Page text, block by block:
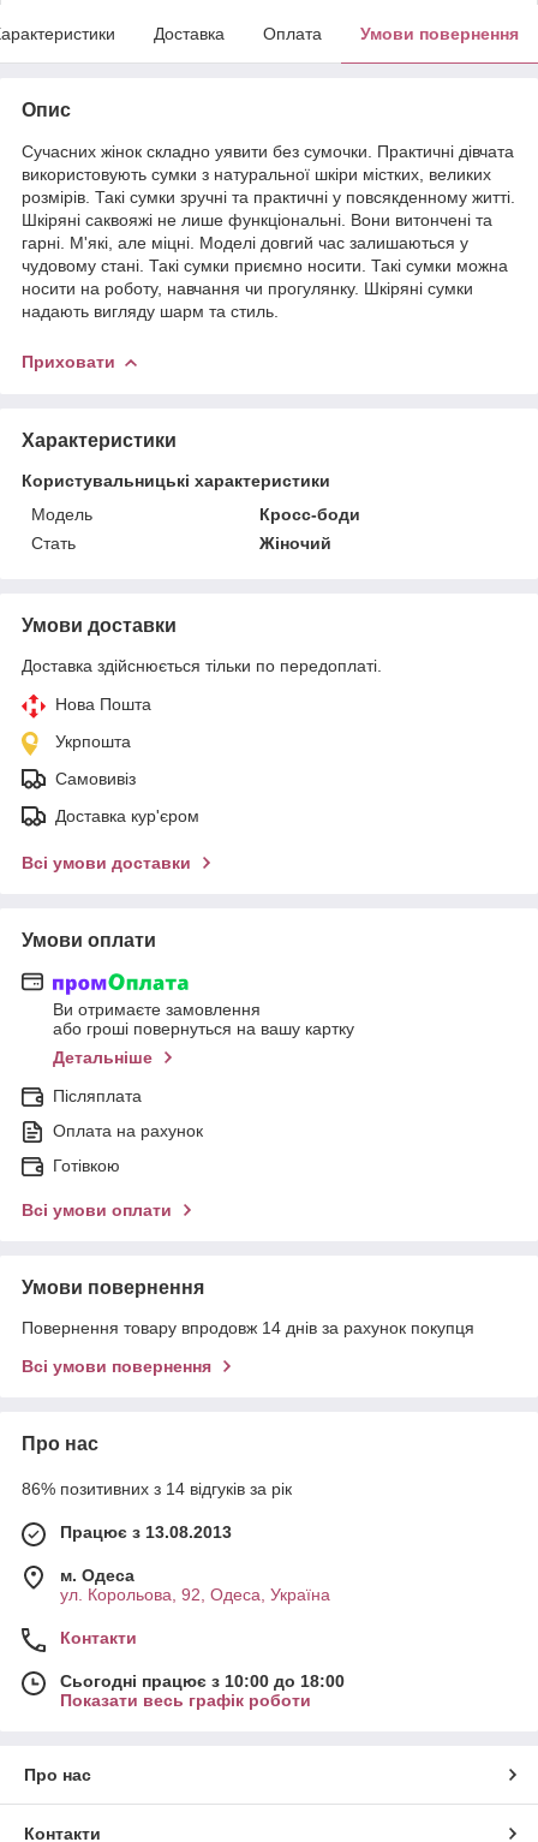
Доставка Оплата Умови повернення
Опис
Сучасних жінок складно уявити без сумочки. Практичні дівчата
використовують сумки з натуральної шкіри містких, великих
розмірів. Такі сумки зручні та практичні у повсякденному житті.
Шкіряні саквояжі не лише функціональні. Вони витончені та
гарні. М'які, але міцні. Моделі довгий час залишаються у
чудовому стані. Такі сумки приємно носити. Такі сумки можна
носити на роботу, навчання чи прогулянку. Шкіряні сумки
надають вигляду шарм та стиль.
Приховати
Характеристики
Користувальницькі характеристики
Мoдель
Кросс-боди
Стать
Жіночий
Умови доставки
Доставка здійснюється тільки по передоплаті.
Нова Пошта
Укрпошта
Самовивіз
Доставка кур'єром
Всі умови доставки
Умови оплати
Ви отримаєте замовлення
або гроші повернуться на вашу картку
Детальніше
Післяплата
Оплата на рахунок
Готівкою
Всі умови оплати
Умови повернення
Повернення товару впродовж 14 днів за рахунок покупця
Всі умови повернення
Про нас
86% позитивних з 14 відгуків за рік
Працює з 13.08.2013
м. Одеса
ул. Корольова, 92, Одеса, Україна
Контакти
Сьогодні працює з 10:00 до 18:00
Показати весь графік роботи
Про нас
Контакти